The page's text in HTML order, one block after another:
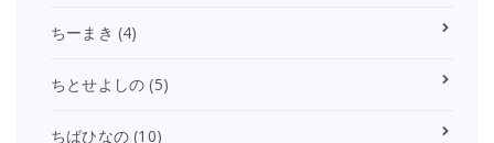
ちーまき (4)
ちとせよしの (5)
ちばひなの (10)